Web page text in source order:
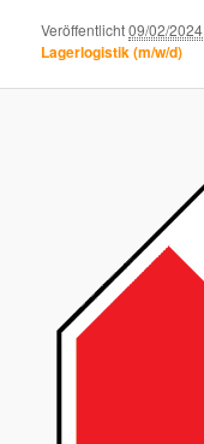
Veröffentlicht09/02/2024
Lagerlogistik (m/w/d)